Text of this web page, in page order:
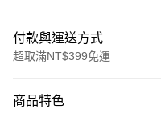
付款與運送方式
超取滿NT$399免運
信用卡一次付款
商品特色